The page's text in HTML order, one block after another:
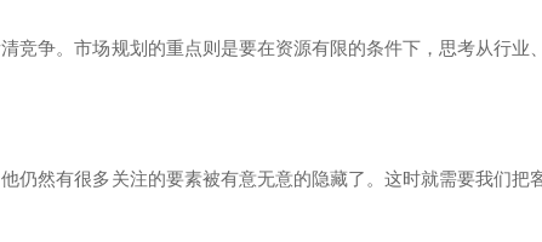
争。市场规划的重点则是要在资源有限的条件下，思考从行业
然有很多关注的要素被有意无意的隐藏了。这时就需要我们